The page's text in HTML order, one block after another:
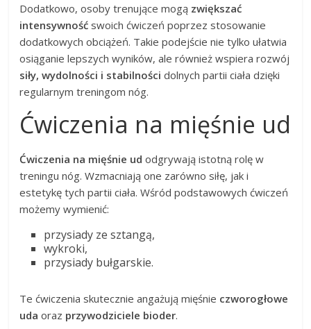
Dodatkowo, osoby trenujące mogą zwiększać
intensywność swoich ćwiczeń poprzez stosowanie
dodatkowych obciążeń. Takie podejście nie tylko ułatwia
osiąganie lepszych wyników, ale również wspiera rozwój
siły, wydolności i stabilności dolnych partii ciała dzięki
regularnym treningom nóg.
Ćwiczenia na mięśnie ud
Ćwiczenia na mięśnie ud odgrywają istotną rolę w
treningu nóg. Wzmacniają one zarówno siłę, jak i
estetykę tych partii ciała. Wśród podstawowych ćwiczeń
możemy wymienić:
przysiady ze sztangą,
wykroki,
przysiady bułgarskie.
Te ćwiczenia skutecznie angażują mięśnie czworogłowe
uda oraz przywodziciele bioder.